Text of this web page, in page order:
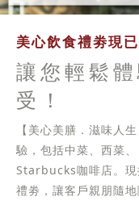
美心飲食禮劵現
讓您輕鬆
受！
【美心美膳．滋味人
驗，包括中菜、西菜
Starbucks咖啡店。
禮劵，讓客戶親朋隨